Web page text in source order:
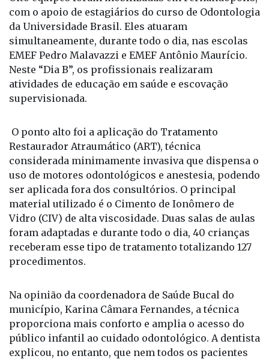
objetivo promover ações de prevenção e educação
em saúde bucal no ambiente escolar.
Oito equipes foram mobilizadas em Fernandópolis,
com o apoio de estagiários do curso de Odontologia
da Universidade Brasil. Eles atuaram
simultaneamente, durante todo o dia, nas escolas
Neste “Dia B”, os profissionais realizaram
atividades de educação em saúde e escovação
supervisionada.
O ponto alto foi a aplicação do Tratamento
Restaurador Atraumático (ART), técnica
considerada minimamente invasiva que dispensa o
uso de motores odontológicos e anestesia, podendo
ser aplicada fora dos consultórios. O principal
material utilizado é o Cimento de Ionômero de
foram adaptadas e durante todo o dia, 40 crianças
receberam esse tipo de tratamento totalizando 127
procedimentos.
Na opinião da coordenadora de Saúde Bucal do